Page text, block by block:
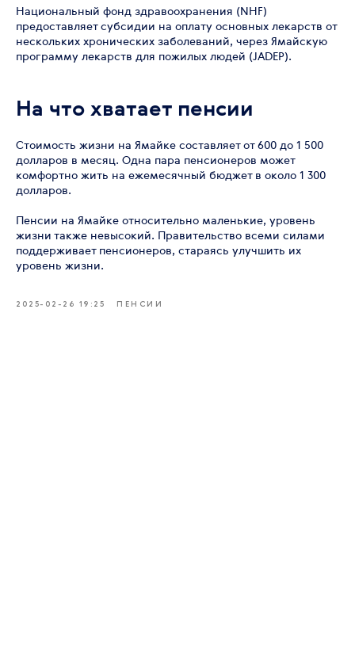
Национальный фонд здравоохранения (NHF)
предоставляет субсидии на оплату основных лекарств от
нескольких хронических заболеваний, через Ямайскую
программу лекарств для пожилых людей (JADEP).
На что хватает пенсии
Стоимость жизни на Ямайке составляет от 600 до 1 500
долларов в месяц. Одна пара пенсионеров может
комфортно жить на ежемесячный бюджет в около 1 300
долларов.
Пенсии на Ямайке относительно маленькие, уровень
жизни также невысокий. Правительство всеми силами
поддерживает пенсионеров, стараясь улучшить их
уровень жизни.
2025-02-26 19:25 ПЕНСИИ